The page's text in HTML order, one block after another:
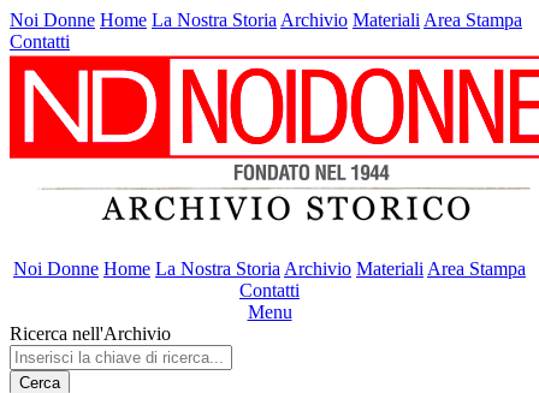
Noi Donne Home La Nostra Storia Archivio Materiali Area Stampa
Contatti
Noi Donne Home La Nostra Storia Archivio Materiali Area Stampa
Contatti
Menu
Ricerca nell'Archivio
Cerca